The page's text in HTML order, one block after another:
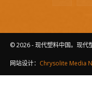
© 2026 - 现代塑料中国。现代
网站设计： Chrysolite Media